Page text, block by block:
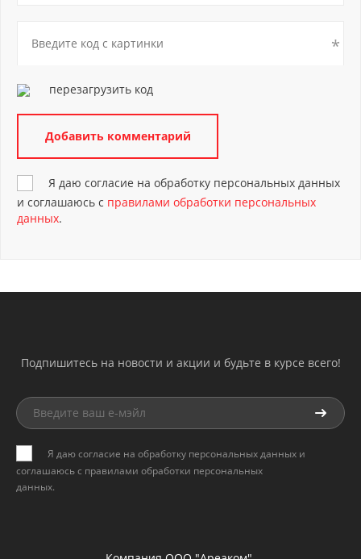
перезагрузить код
Я даю согласие на обработку персональных данных
и соглашаюсь с правилами обработки персональных
данных.
Подпишитесь на новости и акции и будьте в курсе всего!
Я даю согласие на обработку персональных данных и
соглашаюсь с правилами обработки персональных
данных.